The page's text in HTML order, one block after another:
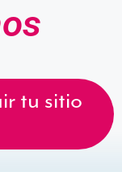
tu sitio